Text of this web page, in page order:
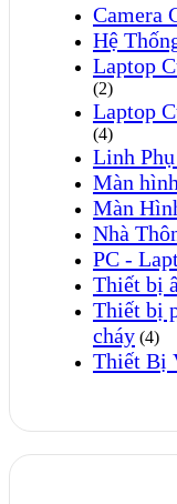
Camera
Hệ
Laptop
(2)
Laptop
(4)
Linh
Màn
Màn
Nhà
PC -
Thiết bị
Thiết bị
cháy (4)
Thiết Bị